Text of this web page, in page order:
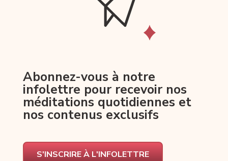
Abonnez-vous à notre
infolettre pour recevoir nos
méditations quotidiennes et
nos contenus exclusifs
S'INSCRIRE À L'INFOLETTRE